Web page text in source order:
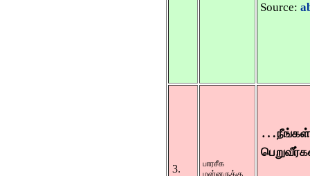
Source:
3.
பாரசீக
…